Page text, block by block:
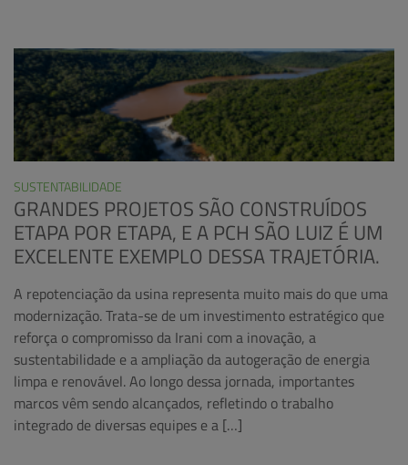
SUSTENTABILIDADE
GRANDES PROJETOS SÃO CONSTRUÍDOS
ETAPA POR ETAPA, E A PCH SÃO LUIZ É UM
EXCELENTE EXEMPLO DESSA TRAJETÓRIA.
A repotenciação da usina representa muito mais do que uma
modernização. Trata-se de um investimento estratégico que
reforça o compromisso da Irani com a inovação, a
sustentabilidade e a ampliação da autogeração de energia
limpa e renovável. Ao longo dessa jornada, importantes
marcos vêm sendo alcançados, refletindo o trabalho
integrado de diversas equipes e a […]